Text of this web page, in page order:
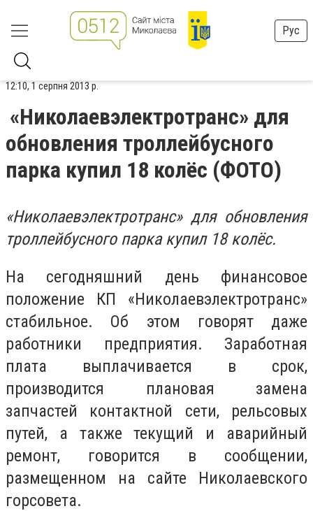
Рус
12:10, 1 серпня 2013 р.
«Николаевэлектротранс» для
обновления троллейбусного
парка купил 18 колёс (ФОТО)
«Николаевэлектротранс» для обновления
троллейбусного парка купил 18 колёс.
На сегодняшний день финансовое
положение КП «Николаевэлектротранс»
стабильное. Об этом говорят даже
работники предприятия. Заработная
плата выплачивается в срок,
производится плановая замена
запчастей контактной сети, рельсовых
путей, а также текущий и аварийный
ремонт, говорится в сообщении,
размещенном на сайте Николаевского
горсовета.